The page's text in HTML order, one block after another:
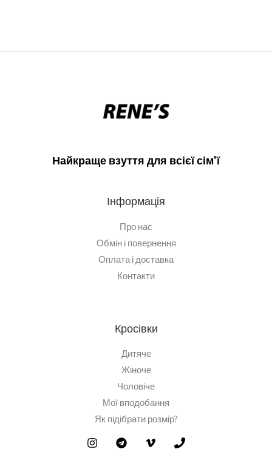
Найкраще взуття для всієї сім'ї
Інформація
Про нас
Обмін і повернення
Оплата і доставка
Контакти
Кросівки
Дитяче
Жіноче
Чоловіче
Мої вподобання
Як підібрати розмір?